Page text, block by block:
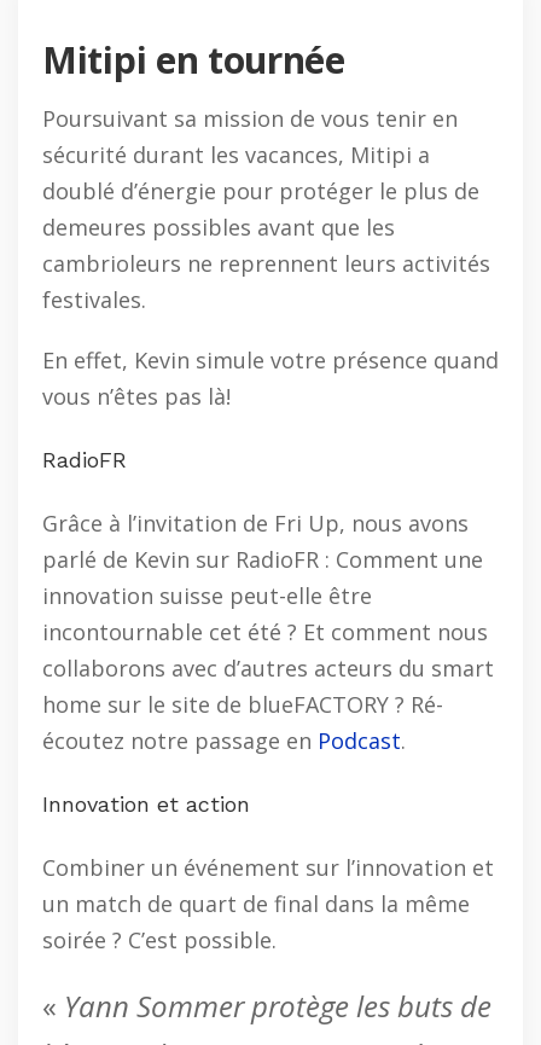
Mitipi en tournée
Poursuivant sa mission de vous tenir en
sécurité durant les vacances, Mitipi a
doublé d’énergie pour protéger le plus de
demeures possibles avant que les
cambrioleurs ne reprennent leurs activités
festivales.
En effet, Kevin simule votre présence quand
vous n’êtes pas là!
RadioFR
Grâce à l’invitation de Fri Up, nous avons
parlé de Kevin sur RadioFR : Comment une
innovation suisse peut-elle être
incontournable cet été ? Et comment nous
collaborons avec d’autres acteurs du smart
home sur le site de blueFACTORY ? Ré-
écoutez notre passage en Podcast.
Innovation et action
Combiner un événement sur l’innovation et
un match de quart de final dans la même
soirée ? C’est possible.
« Yann Sommer protège les buts de